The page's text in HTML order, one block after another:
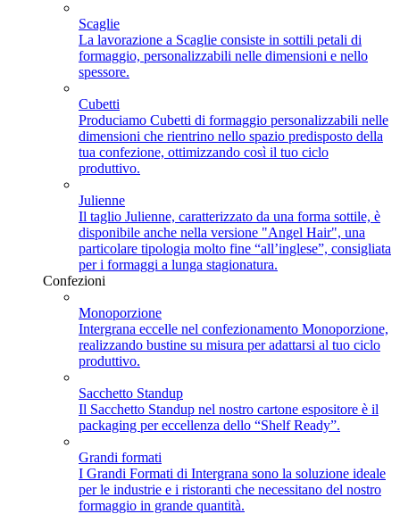
Scaglie
La lavorazione a Scaglie consiste in sottili petali di
formaggio, personalizzabili nelle dimensioni e nello
spessore.
Cubetti
Produciamo Cubetti di formaggio personalizzabili nelle
dimensioni che rientrino nello spazio predisposto della
tua confezione, ottimizzando così il tuo ciclo
produttivo.
Julienne
Il taglio Julienne, caratterizzato da una forma sottile, è
disponibile anche nella versione "Angel Hair", una
particolare tipologia molto fine “all’inglese”, consigliata
per i formaggi a lunga stagionatura.
Confezioni
Monoporzione
Intergrana eccelle nel confezionamento Monoporzione,
realizzando bustine su misura per adattarsi al tuo ciclo
produttivo.
Sacchetto Standup
Il Sacchetto Standup nel nostro cartone espositore è il
packaging per eccellenza dello “Shelf Ready”.
Grandi formati
I Grandi Formati di Intergrana sono la soluzione ideale
per le industrie e i ristoranti che necessitano del nostro
formaggio in grande quantità.